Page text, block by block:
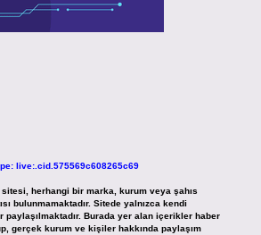
live:.cid.575569c608265c69
sitesi, herhangi bir marka, kurum veya şahıs
bulunmamaktadır. Sitede yalnızca kendi
paylaşılmaktadır. Burada yer alan içerikler haber
gerçek kurum ve kişiler hakkında paylaşım